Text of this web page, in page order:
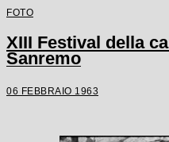
FOTO
XIII Festival della
Sanremo
06 FEBBRAIO 1963